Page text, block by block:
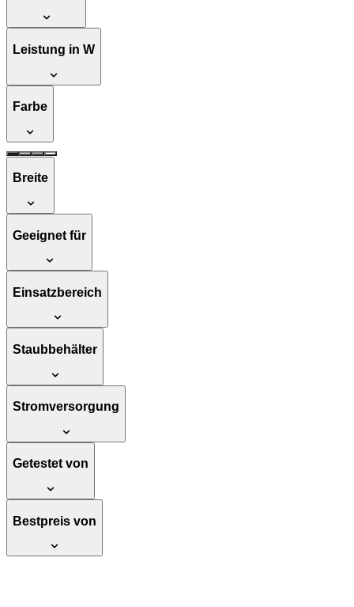
Leistung in W
Farbe
Breite
Geeignet für
Einsatzbereich
Staubbehälter
Stromversorgung
Getestet von
Bestpreis von